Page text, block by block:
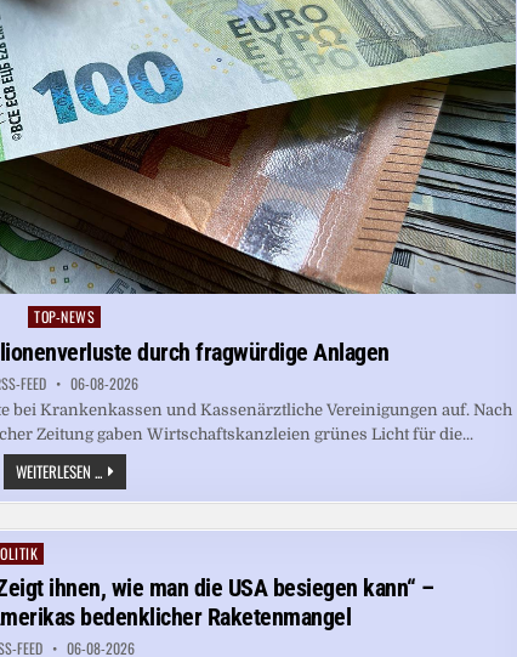
Posted
TOP-NEWS
durch fragwürdige Anlagen
FEED 06-08-2026
bei Krankenkassen und Kassenärztliche Vereinigungen auf. Nach
Zeitung gaben Wirtschaftskanzleien grünes Licht für die...
WEITERLESEN ... KRANKENKASSEN:
WEITERE
MILLIONENVERLUSTE
FRAGWÜRDIGE
ihnen, wie man die USA besiegen kann“ –
bedenklicher Raketenmangel
FEED 06-08-2026